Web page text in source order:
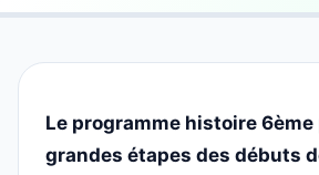
Le programme histoire
grandes étapes des débuts